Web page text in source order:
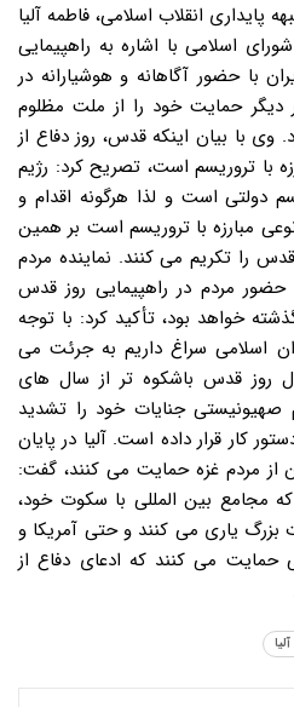
پایداری انقلاب اسلامی، فاطمه آلیا
اسلامی با اشاره به راهپیمایی
با حضور آگاهانه و هوشیارانه در
دیگر حمایت خود را از ملت مظلوم
وی با بیان اینکه قدس، روز دفاع از
با تروریسم است، تصریح کرد: رژیم
دولتی است و لذا هرگونه اقدام و
مبارزه با تروریسم است بر همین
را تکریم می کنند. نماینده مردم
حضور مردم در راهپیمایی روز قدس
خواهد بود، تأکید کرد: با توجه
اسلامی سراغ داریم به جرئت می
روز قدس باشکوه تر از سال های
صهیونیستی جنایات خود را تشدید
کار قرار داده است. آلیا در پایان
از مردم غزه حمایت می کنند، گفت:
مجامع بین المللی با سکوت خود،
بزرگ یاری می کنند و حتی آمریکا و
حمایت می کنند که ادعای دفاع از